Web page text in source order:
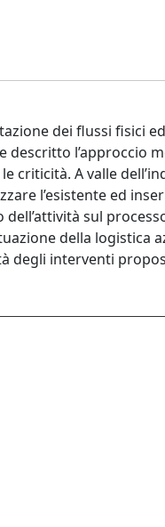
dei flussi fisici
descritto l’approccio
criticità. A valle
l’esistente ed
sul
della logistica
degli interventi